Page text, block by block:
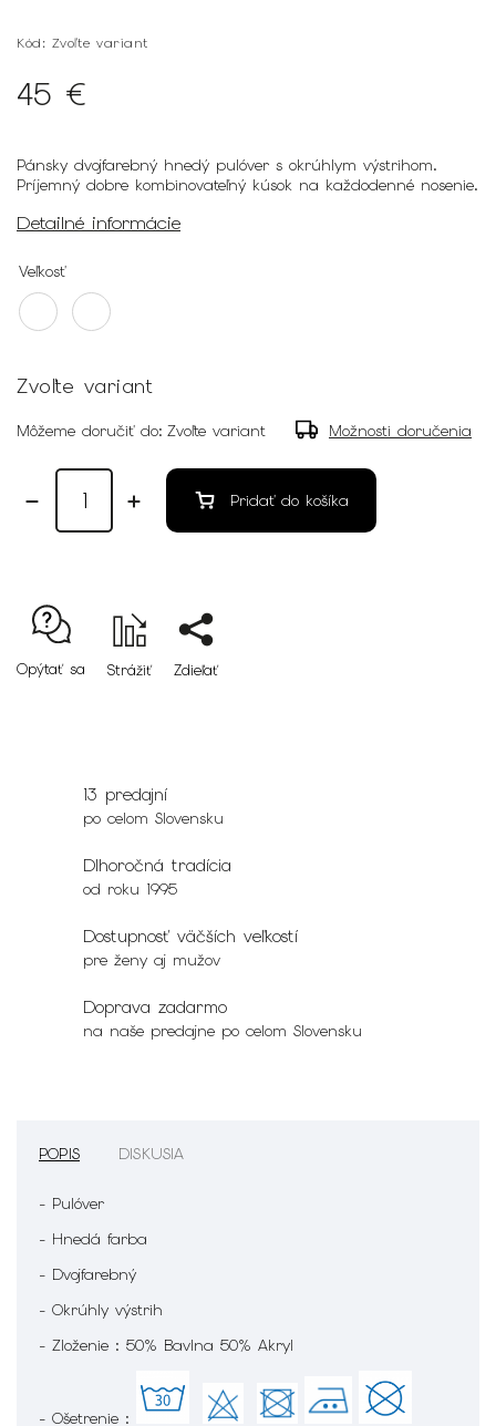
Kód: Zvoľte variant
45 €
Pánsky dvojfarebný hnedý pulóver s okrúhlym výstrihom.
Príjemný dobre kombinovateľný kúsok na každodenné nosenie.
Detailné informácie
Veľkosť
Zvoľte variant
Môžeme doručiť do: Zvoľte variant Možnosti doručenia
Pridať do košíka
Opýtať sa Strážiť Zdieľať
13 predajní
po celom Slovensku
Dlhoročná tradícia
od roku 1995
Dostupnosť väčších veľkostí
pre ženy aj mužov
Doprava zadarmo
na naše predajne po celom Slovensku
POPIS DISKUSIA
- Pulóver
- Hnedá farba
- Dvojfarebný
- Okrúhly výstrih
- Zloženie : 50% Bavlna 50% Akryl
- Ošetrenie :